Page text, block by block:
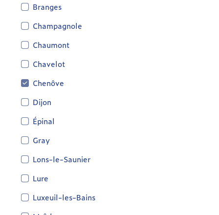
Branges
Champagnole
Chaumont
Chavelot
Chenôve
Dijon
Épinal
Gray
Lons-le-Saunier
Lure
Luxeuil-les-Bains